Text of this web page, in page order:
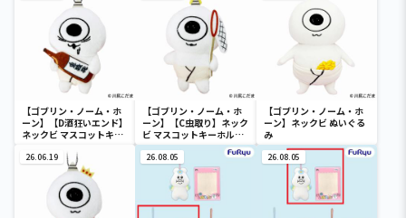
【ゴブリン・ノーム・ホ
ーン】【D酒狂いエンド】
ネックビ マスコットキー
【ゴブリン・ノーム・ホ
ーン】【C虫取り】ネック
ビ マスコットキーホルダ
ー
【ゴブリン・ノーム・ホ
ーン】ネックビ ぬいぐる
み
26.06.19 26.08.05 26.08.05